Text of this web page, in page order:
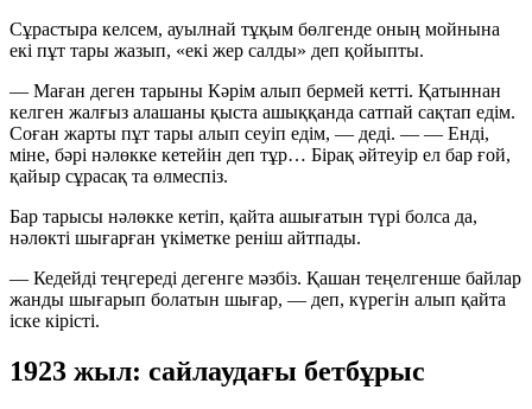
Сұрастыра келсем, ауылнай тұқым бөлгенде оның мойнына
екі пұт тары жазып, «екі жер салды» деп қойыпты.
— Маған деген тарыны Кәрім алып бермей кетті. Қатыннан
келген жалғыз алашаны қыста ашыққанда сатпай сақтап едім.
Соған жарты пұт тары алып сеуіп едім, — деді. — — Енді,
міне, бәрі нәлөкке кетейін деп тұр… Бірақ әйтеуір ел бар ғой,
қайыр сұрасақ та өлмеспіз.
Бар тарысы нәлөкке кетіп, қайта ашығатын түрі болса да,
нәлөкті шығарған үкіметке реніш айтпады.
— Кедейді теңгереді дегенге мәзбіз. Қашан теңелгенше байлар
жанды шығарып болатын шығар, — деп, күрегін алып қайта
іске кірісті.
1923 жыл: сайлаудағы бетбұрыс